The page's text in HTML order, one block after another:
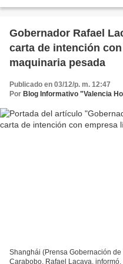
Gobernador Rafael
carta de intención
maquinaria pesada
Publicado en 03/12/p. m. 12:47
Por Blog Informativo "Valencia
Shanghái (Prensa Gobernación
Carabobo, Rafael Lacava,